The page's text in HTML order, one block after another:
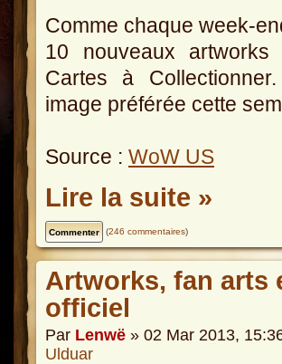
Comme chaque week-
10 nouveaux
Cartes à
image préférée cette
Source : WoW US
Lire la suite »
(246 commentaires)
Artworks, fan arts
officiel
Par Lenwë » 02 Mar 2013,
Ulduar